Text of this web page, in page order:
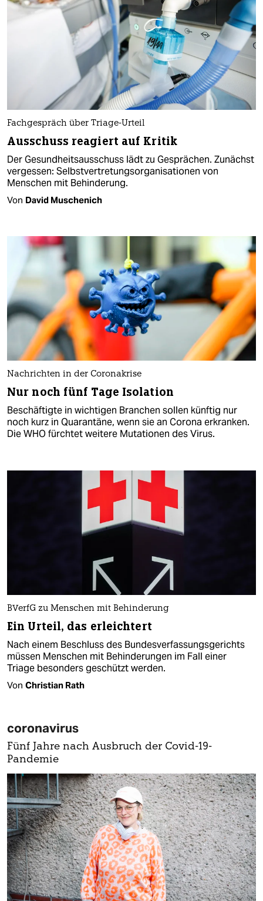
Fachgespräch über Triage-Urteil
Ausschuss reagiert auf Kritik
Der Gesundheitsausschuss lädt zu Gesprächen. Zunächst
vergessen: Selbstvertretungsorganisationen von
Menschen mit Behinderung.
Von David Muschenich
Nachrichten in der Coronakrise
Nur noch fünf Tage Isolation
Beschäftigte in wichtigen Branchen sollen künftig nur
noch kurz in Quarantäne, wenn sie an Corona erkranken.
Die WHO fürchtet weitere Mutationen des Virus.
BVerfG zu Menschen mit Behinderung
Ein Urteil, das erleichtert
Nach einem Beschluss des Bundesverfassungsgerichts
müssen Menschen mit Behinderungen im Fall einer
Triage besonders geschützt werden.
Von Christian Rath
coronavirus
Fünf Jahre nach Ausbruch der Covid-19-
Pandemie